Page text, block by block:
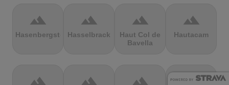
terrain
Hasenbergsteige
terrain
Hasselbrack
terrain
Haut Col de
Bavella
terrain
Hautacam
terrain terrain terrain terrain